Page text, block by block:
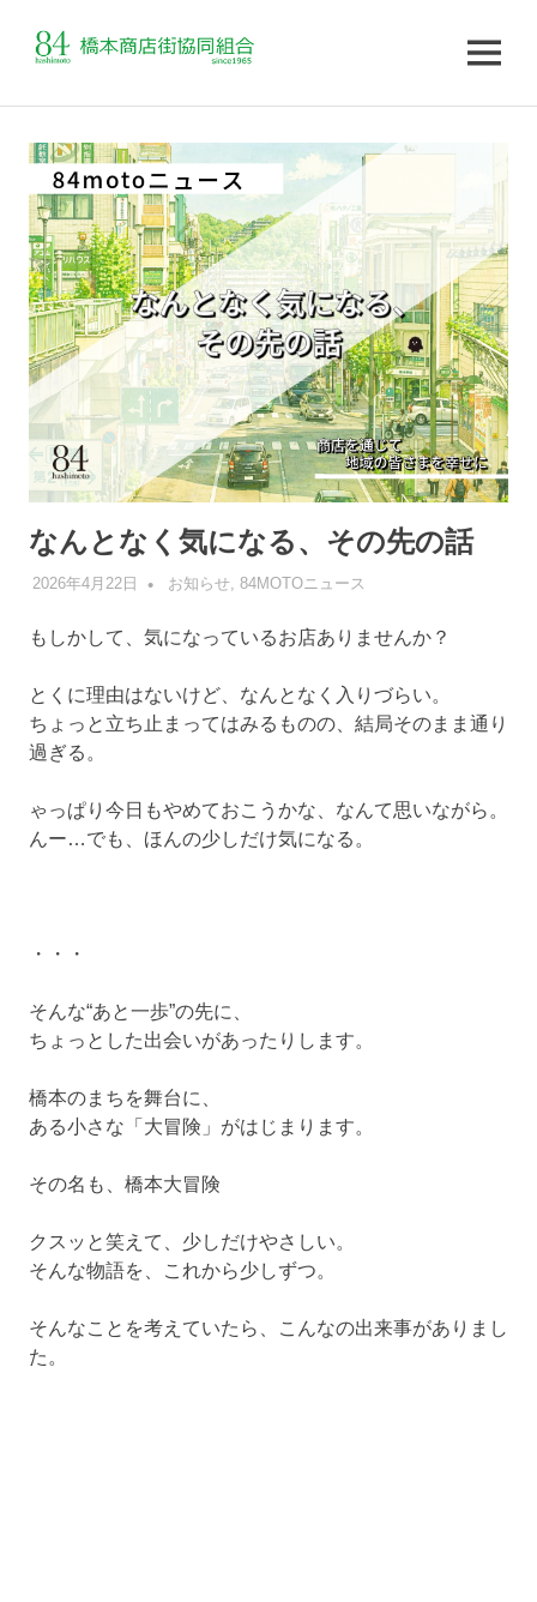
MENU
なんとなく気になる、その先の話
2026年4月22日 管理者
お知らせ, 84MOTOニュース
もしかして、気になっているお店ありませんか？
とくに理由はないけど、なんとなく入りづらい。
ちょっと立ち止まってはみるものの、結局そのまま通り
過ぎる。
ゃっぱり今日もやめておこうかな、なんて思いながら。
んー…でも、ほんの少しだけ気になる。
・・・
そんな“あと一歩”の先に、
ちょっとした出会いがあったりします。
橋本のまちを舞台に、
ある小さな「大冒険」がはじまります。
その名も、橋本大冒険
クスッと笑えて、少しだけやさしい。
そんな物語を、これから少しずつ。
そんなことを考えていたら、こんなの出来事がありまし
た。